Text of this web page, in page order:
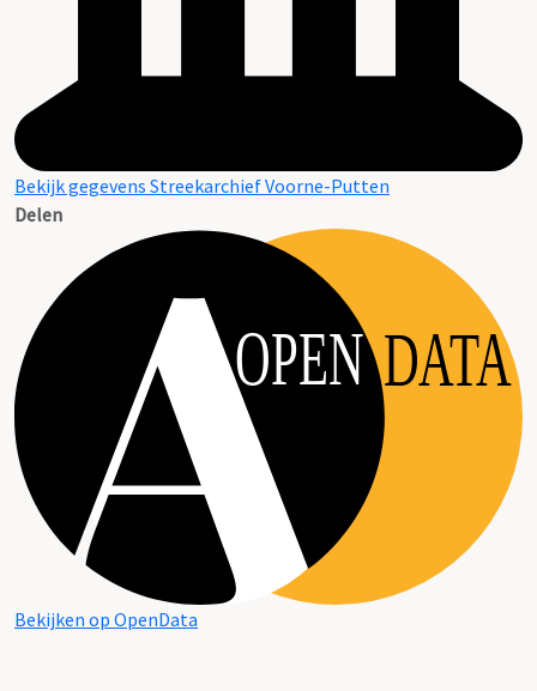
Bekijk gegevens Streekarchief Voorne-Putten
Delen
OPEN DATA
Bekijken op OpenData